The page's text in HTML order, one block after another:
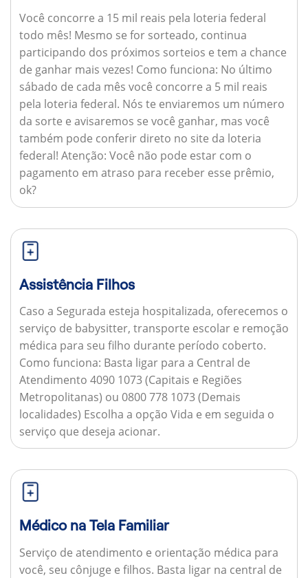
Você concorre a 15 mil reais pela loteria federal
todo mês! Mesmo se for sorteado, continua
participando dos próximos sorteios e tem a chance
de ganhar mais vezes! Como funciona: No último
sábado de cada mês você concorre a 5 mil reais
pela loteria federal. Nós te enviaremos um número
da sorte e avisaremos se você ganhar, mas você
também pode conferir direto no site da loteria
federal! Atenção: Você não pode estar com o
pagamento em atraso para receber esse prêmio,
ok?
Assistência Filhos
Caso a Segurada esteja hospitalizada, oferecemos o
serviço de babysitter, transporte escolar e remoção
médica para seu filho durante período coberto.
Como funciona: Basta ligar para a Central de
Atendimento 4090 1073 (Capitais e Regiões
Metropolitanas) ou 0800 778 1073 (Demais
localidades) Escolha a opção Vida e em seguida o
serviço que deseja acionar.
Médico na Tela Familiar
Serviço de atendimento e orientação médica para
você, seu cônjuge e filhos. Basta ligar na central de